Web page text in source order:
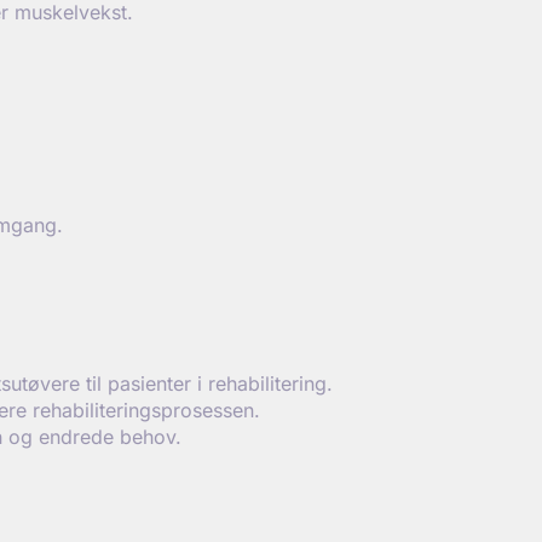
muskelvekst.
til pasienter i rehabilitering.
rehabiliteringsprosessen.
endrede behov.